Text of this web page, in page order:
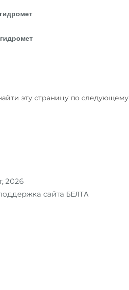
эту страницу по следующему
2026
сайта БЕЛТА